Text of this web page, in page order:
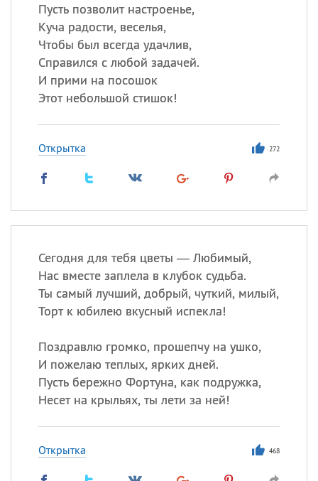
Пусть позволит настроенье,
Куча радости, веселья,
Чтобы был всегда удачлив,
Справился с любой задачей.
И прими на посошок
Этот небольшой стишок!
Открытка 272
Сегодня для тебя цветы — Любимый,
Нас вместе заплела в клубок судьба.
Ты самый лучший, добрый, чуткий, милый,
Торт к юбилею вкусный испекла!
Поздравлю громко, прошепчу на ушко,
И пожелаю теплых, ярких дней.
Пусть бережно Фортуна, как подружка,
Несет на крыльях, ты лети за ней!
Открытка 468